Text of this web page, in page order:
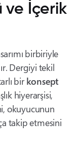
ve İçerik
birbiriyle
Dergiyi tekil
birkonsept
hiyerarşisi,
okuyucunun
takip etmesini